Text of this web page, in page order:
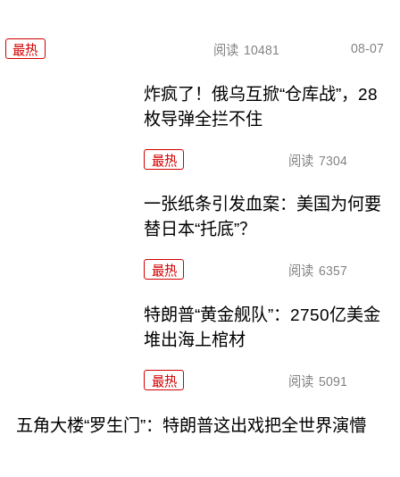
最热 阅读 10481 08-07
炸疯了！俄乌互掀“仓库战”，28
枚导弹全拦不住
最热 阅读 7304
一张纸条引发血案：美国为何要
替日本“托底”？
最热 阅读 6357
特朗普“黄金舰队”：2750亿美金
堆出海上棺材
最热 阅读 5091
五角大楼“罗生门”：特朗普这出戏把全世界演懵